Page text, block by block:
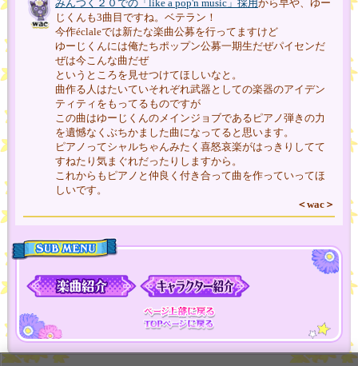
みんつく２０での「like a pop'n music」採用から早や、ゆー
じくんも3曲目ですね。ベテラン！
今作éclaleでは新たな楽曲公募を行ってますけど
ゆーじくんには俺たちポップン公募一期生だぜパイセンだ
ぜは今こんな曲だぜ
というところを見せつけてほしいなと。
曲作る人はたいていそれぞれ武器としての楽器のアイデン
ティティをもってるものですが
この曲はゆーじくんのメインジョブであるピアノ弾きの力
を遺憾なくぶちかました曲になってると思います。
ピアノってシャルちゃんみたく喜怒哀楽がはっきりしてて
すねたり気まぐれだったりしますから。
これからもピアノと仲良く付き合って曲を作っていってほ
しいです。
＜wac＞
MENU
ページ上部に戻
る
TOPページに戻
る